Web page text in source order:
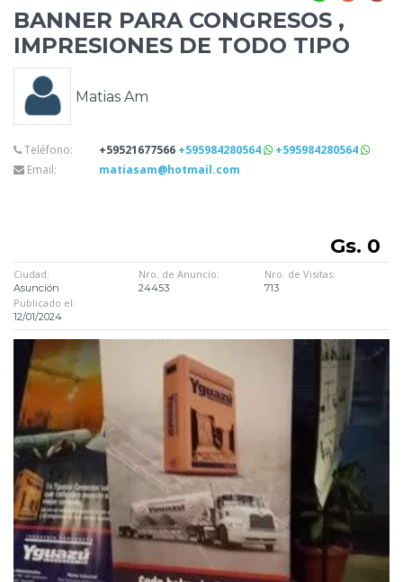
BANNER PARA CONGRESOS ,
IMPRESIONES DE TODO TIPO
Matias Am
Teléfono: +59521677566 +595984280564
+595984280564
Email:
matiasam@hotmail.com
Gs. 0
Ciudad:
Asunción
Nro. de Anuncio:
24453
Nro. de Visitas:
713
Publicado el:
12/01/2024